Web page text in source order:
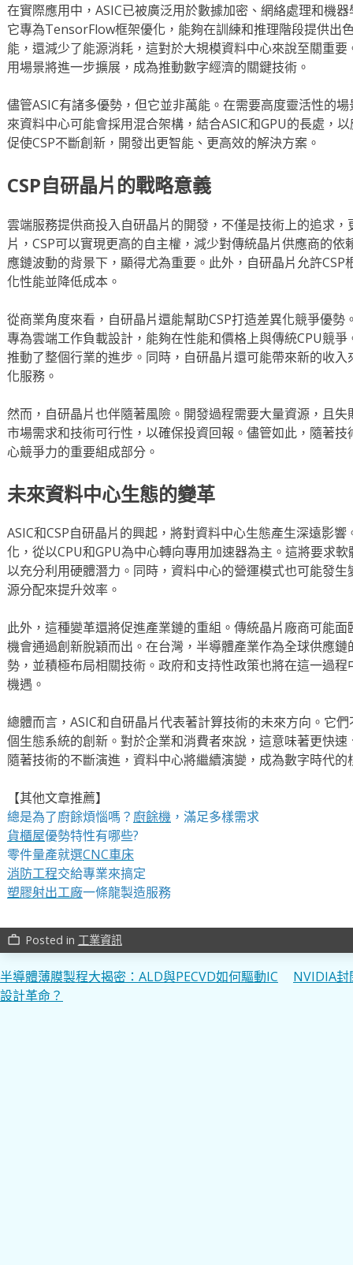
在實際應用中，ASIC已被廣泛用於數據加密、網絡處理和機
它專為TensorFlow框架優化，能夠在訓練和推理階段提供出
能，還減少了能源消耗，這對於大規模資料中心來說至關重
用場景將進一步擴展，成為推動數字經濟的關鍵技術。
儘管ASIC有諸多優勢，但它並非萬能。在需要高度靈活性的
來資料中心可能會採用混合架構，結合ASIC和GPU的長處，
促使CSP不斷創新，開發出更智能、更高效的解決方案。
CSP自研晶片的戰略意義
雲端服務提供商投入自研晶片的開發，不僅是技術上的追求
片，CSP可以實現更高的自主權，減少對傳統晶片供應商的
應鏈波動的背景下，顯得尤為重要。此外，自研晶片允許
化性能並降低成本。
從商業角度來看，自研晶片還能幫助CSP打造差異化競爭優
專為雲端工作負載設計，能夠在性能和價格上與傳統CPU競
推動了整個行業的進步。同時，自研晶片還可能帶來新的收
化服務。
然而，自研晶片也伴隨著風險。開發過程需要大量資源，且
市場需求和技術可行性，以確保投資回報。儘管如此，隨著
心競爭力的重要組成部分。
未來資料中心生態的變革
ASIC和CSP自研晶片的興起，將對資料中心生態產生深遠影
化，從以CPU和GPU為中心轉向專用加速器為主。這將要求
以充分利用硬體潛力。同時，資料中心的營運模式也可能發
源分配來提升效率。
此外，這種變革還將促進產業鏈的重組。傳統晶片廠商可能
機會通過創新脫穎而出。在台灣，半導體產業作為全球供應
勢，並積極布局相關技術。政府和支持性政策也將在這一過
機遇。
總體而言，ASIC和自研晶片代表著計算技術的未來方向。它
個生態系統的創新。對於企業和消費者來說，這意味著更快
隨著技術的不斷演進，資料中心將繼續演變，成為數字時代的
【其他文章推薦】
總是為了廚餘煩惱嗎？廚餘機，滿足多樣需求
貨櫃屋優勢特性有哪些?
零件量產就選CNC車床
消防工程交給專業來搞定
塑膠射出工廠一條龍製造服務
work_outline Posted in 工業資訊
文
章
半導體薄膜製程大揭密：ALD與PECVD如何驅動IC
設計革命？
NVIDIA封